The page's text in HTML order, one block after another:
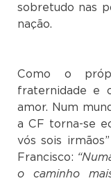
sobretudo nas
nação.
Como o
fraternidade e
amor. Num
a CF torna-se
vós sois
Francisco:
o caminho